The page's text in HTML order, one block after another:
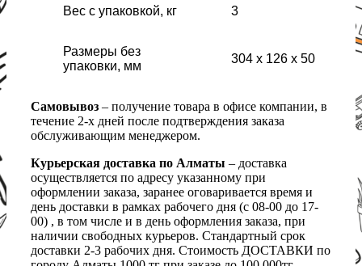
Вес с упаковкой, кг 3
Размеры без
упаковки, мм
304 x 126 x 50
Самовывоз – получение товара в офисе компании, в
течение 2-х дней после подтверждения заказа
обслуживающим менеджером.
Курьерская доставка по Алматы – доставка
осуществляется по адресу указанному при
оформлении заказа, заранее оговаривается время и
день доставки в рамках рабочего дня (с 08-00 до 17-
00) , в том числе и в день оформления заказа, при
наличии свободных курьеров. Стандартный срок
доставки 2-3 рабочих дня. Стоимость ДОСТАВКИ по